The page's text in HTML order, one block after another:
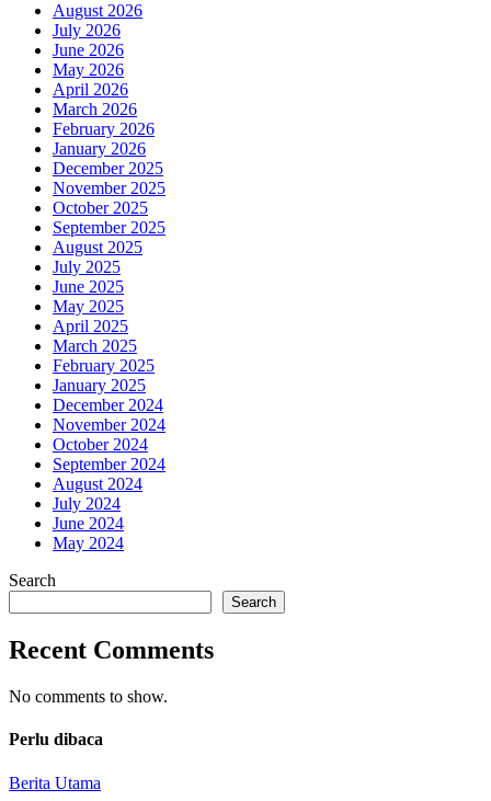
August 2026
July 2026
June 2026
May 2026
April 2026
March 2026
February 2026
January 2026
December 2025
November 2025
October 2025
September 2025
August 2025
July 2025
June 2025
May 2025
April 2025
March 2025
February 2025
January 2025
December 2024
November 2024
October 2024
September 2024
August 2024
July 2024
June 2024
May 2024
Search
Search
Recent Comments
No comments to show.
Perlu dibaca
Berita Utama